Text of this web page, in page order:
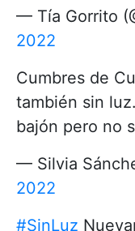
— Tía Gorrito
2022
Cumbres de
también sin
bajón pero no
— Silvia
2022
#SinLuz